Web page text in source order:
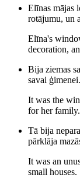
Elīnas mājas
rotājumu, un
Elīna's
decoration,
Bija ziemas
savai ģimenei.
It was the
for her family.
Tā bija
pārklāja
It was an
small houses.